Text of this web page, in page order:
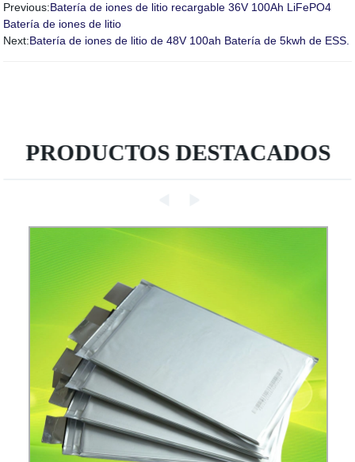
Previous:Batería de iones de litio recargable 36V 100Ah LiFePO4
Batería de iones de litio
Next:Batería de iones de litio de 48V 100ah Batería de 5kwh de ESS.
PRODUCTOS DESTACADOS